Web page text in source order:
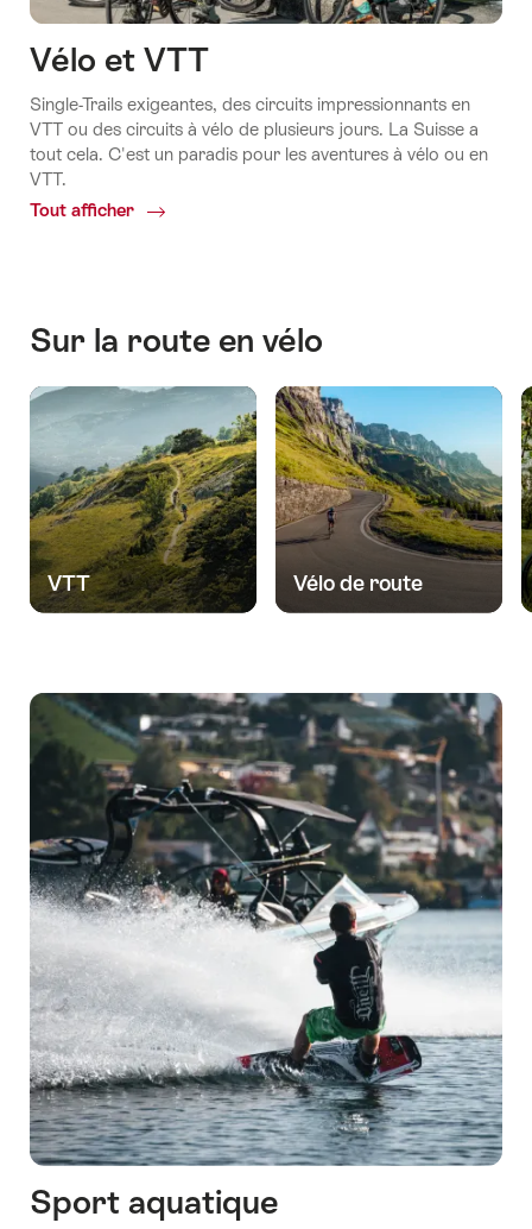
Vélo et VTT
Single-Trails exigeantes, des circuits impressionnants en
VTT ou des circuits à vélo de plusieurs jours. La Suisse a
tout cela. C'est un paradis pour les aventures à vélo ou en
VTT.
Tout afficher
Common.Of
Sur la route en vélo
VTT Vélo de route
Sport aquatique